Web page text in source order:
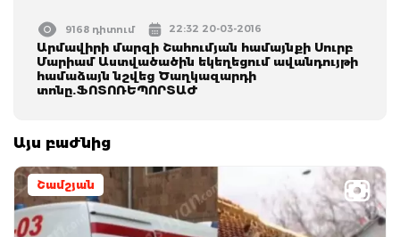
9168 դիտում 22:32 20-03-2016
Արմավիրի մարզի Շահումյան համայնքի Սուրբ
Մարիամ Աստվածածին եկեղեցում ավանդույթի
համաձայն նշվեց Ծաղկազարդի
տոնը.ՖՈՏՈՌԵՊՈՐՏԱԺ
Այս բաժնից
Շամշյան